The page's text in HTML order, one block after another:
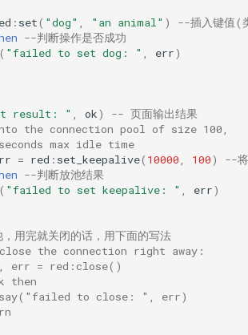
: set( "dog" "an animal" )
--插入键值
--判断操作是否成功
( "failed to set dog: " err)
result: " ok)
-- 页面输出结果
the connection pool of size 100,
max idle time
= red : set_keepalive( 10000 100)
--将
--判断放池结果
( "failed to set keepalive: " err)
用完就关闭的话，用下面的写法
the connection right away:
err = red:close()
then
to close: ", err)